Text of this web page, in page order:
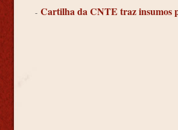
- Cartilha da CNTE traz insumos